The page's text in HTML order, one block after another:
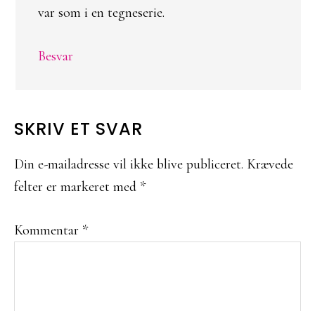
var som i en tegneserie.
Besvar
SKRIV ET SVAR
Din e-mailadresse vil ikke blive publiceret. Krævede
felter er markeret med *
Kommentar *